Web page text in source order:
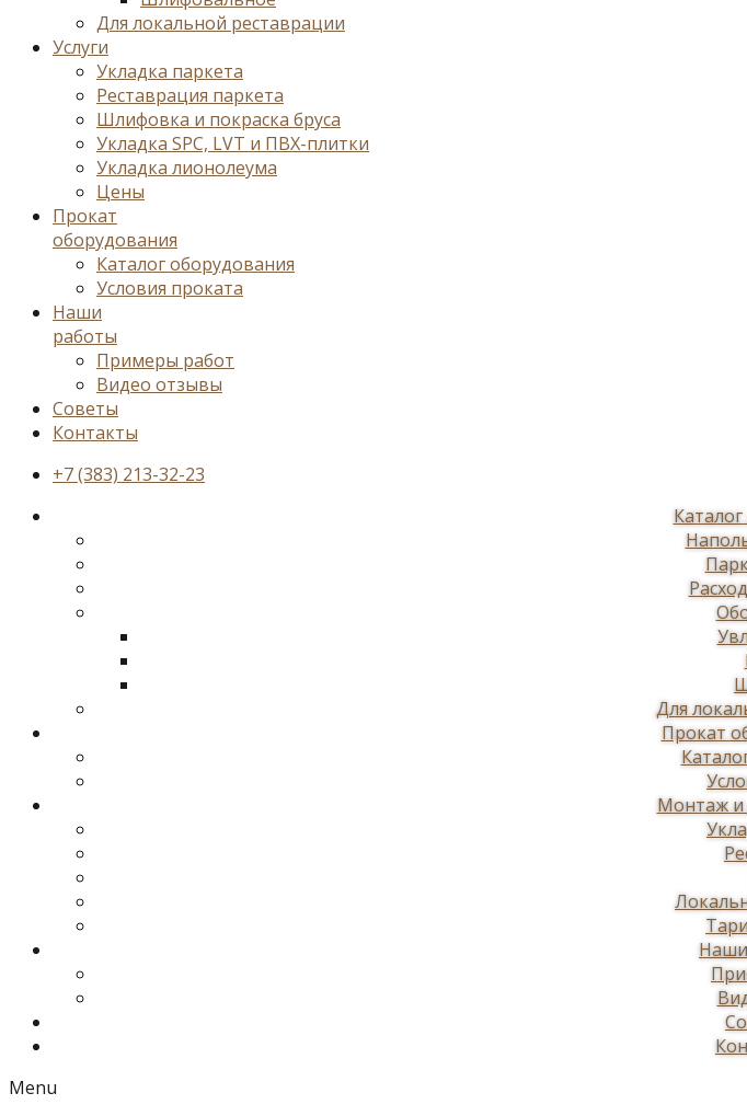
Для локальной реставрации
Услуги
Укладка паркета
Реставрация паркета
Шлифовка и покраска бруса
Укладка SPC, LVT и ПВХ-плитки
Укладка лионолеума
Цены
Прокат
оборудования
Каталог оборудования
Условия проката
Наши
работы
Примеры работ
Видео отзывы
Советы
Контакты
+7 (383) 213-32-23
Для
Прокат
Монтаж и
Menu